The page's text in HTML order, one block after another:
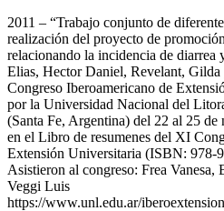
2011 – “Trabajo conjunto de
realización del proyecto de
relacionando la incidencia de diarrea
Elias, Hector Daniel, Revelant,
Congreso Iberoamericano de
por la Universidad Nacional del
(Santa Fe, Argentina) del 22 al 25
en el Libro de resumenes del XI
Extensión Universitaria (ISBN: 978-
Asistieron al congreso: Frea
Veggi Luis
https://www.unl.edu.ar/